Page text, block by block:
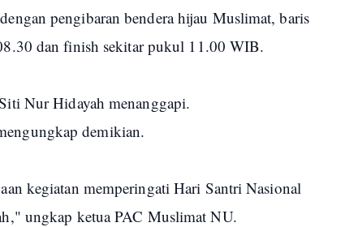
pengibaran bendera hijau Muslimat, baris
dan finish sekitar pukul 11.00 WIB.
Nur Hidayah menanggapi.
demikian.
kegiatan memperingati Hari Santri Nasional
ungkap ketua PAC Muslimat NU.